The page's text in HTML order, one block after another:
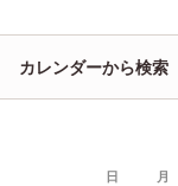
カレンダーから検索
日 月